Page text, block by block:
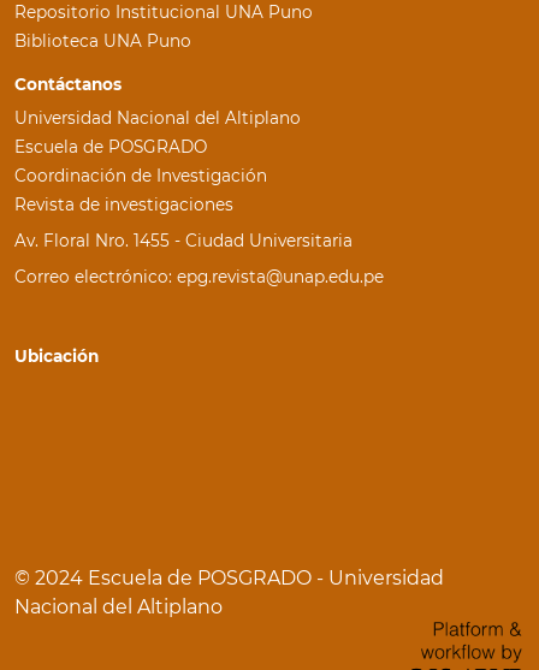
Repositorio Institucional UNA Puno
Biblioteca UNA Puno
Contáctanos
Universidad Nacional del Altiplano
Escuela de POSGRADO
Coordinación de Investigación
Revista de investigaciones
Av. Floral Nro. 1455 - Ciudad Universitaria
Correo electrónico: epg.revista@unap.edu.pe
Ubicación
© 2024 Escuela de POSGRADO - Universidad
Nacional del Altiplano